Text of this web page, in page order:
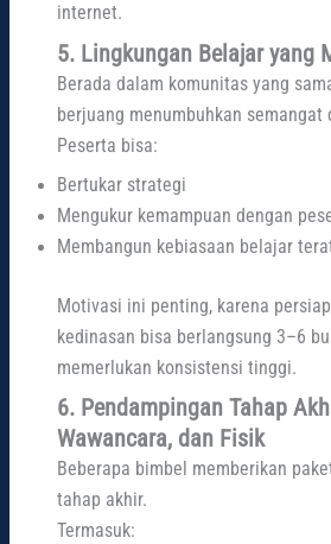
internet.
5. Lingkungan Belajar yang
Berada dalam komunitas yang
berjuang menumbuhkan semangat
Peserta bisa:
Bertukar strategi
Mengukur kemampuan dengan
Membangun kebiasaan belajar
Motivasi ini penting, karena
kedinasan bisa berlangsung 3–6
memerlukan konsistensi tinggi.
6. Pendampingan Tahap
Wawancara, dan Fisik
Beberapa bimbel memberikan
tahap akhir.
Termasuk: